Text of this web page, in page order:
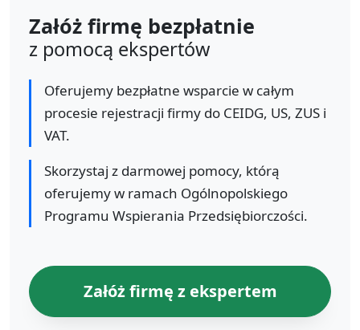
Załóż firmę bezpłatnie
z pomocą ekspertów
Oferujemy bezpłatne wsparcie w całym
procesie rejestracji firmy do CEIDG, US, ZUS i
VAT.
Skorzystaj z darmowej pomocy, którą
oferujemy w ramach Ogólnopolskiego
Programu Wspierania Przedsiębiorczości.
Załóż firmę z ekspertem